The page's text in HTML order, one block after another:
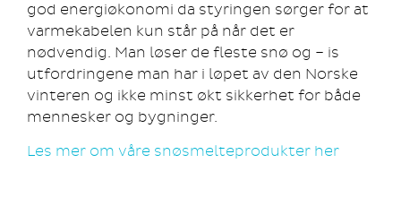
god energiøkonomi da styringen sørger for at
varmekabelen kun står på når det er
nødvendig. Man løser de fleste snø og – is
utfordringene man har i løpet av den Norske
vinteren og ikke minst økt sikkerhet for både
mennesker og bygninger.
Les mer om våre snøsmelteprodukter her